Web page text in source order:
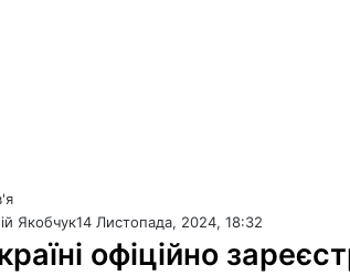
Якобчук14 Листопада, 2024, 18:32
офіційно